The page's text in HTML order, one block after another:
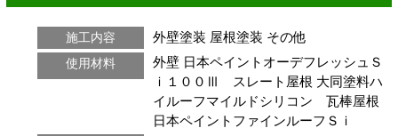
施工内容 外壁塗装 屋根塗装 その他
使用材料
外壁 日本ペイントオーデフレッシュＳ
ｉ１００Ⅲ スレート屋根 大同塗料ハ
イルーフマイルドシリコン 瓦棒屋根
日本ペイントファインルーフＳｉ